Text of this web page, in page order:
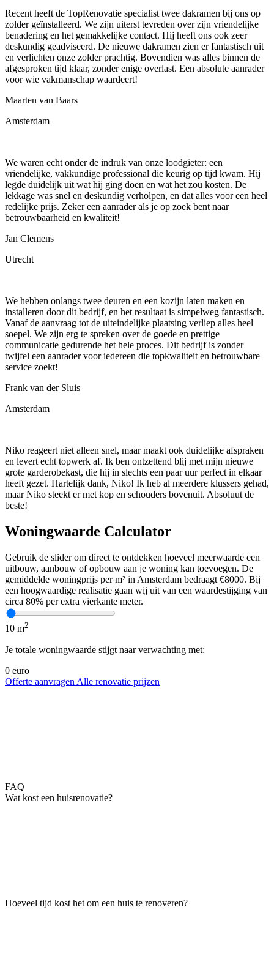
Recent heeft de TopRenovatie specialist twee dakramen bij ons op
zolder geïnstalleerd. We zijn uiterst tevreden over zijn vriendelijke
benadering en het gemakkelijke contact. Hij heeft ons ook zeer
deskundig geadviseerd. De nieuwe dakramen zien er fantastisch uit
en verlichten onze zolder prachtig. Bovendien was alles binnen de
afgesproken tijd klaar, zonder enige overlast. Een absolute aanrader
voor wie vakmanschap waardeert!
Maarten van Baars
Amsterdam
We waren echt onder de indruk van onze loodgieter: een
vriendelijke, vakkundige professional die keurig op tijd kwam. Hij
legde duidelijk uit wat hij ging doen en wat het zou kosten. De
lekkage was snel en deskundig verholpen, en dat alles voor een heel
redelijke prijs. Zeker een aanrader als je op zoek bent naar
betrouwbaarheid en kwaliteit!
Jan Clemens
Utrecht
We hebben onlangs twee deuren en een kozijn laten maken en
installeren door dit bedrijf, en het resultaat is simpelweg fantastisch.
Vanaf de aanvraag tot de uiteindelijke plaatsing verliep alles heel
soepel. We zijn erg te spreken over de goede en prettige
communicatie gedurende het hele proces. Dit bedrijf is zonder
twijfel een aanrader voor iedereen die topkwaliteit en betrouwbare
service zoekt!
Frank van der Sluis
Amsterdam
Niko reageert niet alleen snel, maar maakt ook duidelijke afspraken
en levert echt topwerk af. Ik ben ontzettend blij met mijn nieuwe
grote garderobekast, die hij in slechts een paar uur perfect in elkaar
heeft gezet. Hartelijk dank, Niko! Ik heb al meerdere klussers gehad,
maar Niko steekt er met kop en schouders bovenuit. Absoluut de
beste!
Woningwaarde Calculator
Gebruik de slider om direct te ontdekken hoeveel meerwaarde een
uitbouw, aanbouw of opbouw aan je woning kan toevoegen. De
gemiddelde woningprijs per m² in Amsterdam bedraagt €8000. Bij
een hoogwaardige realisatie gaan wij uit van een waardestijging van
circa 80% per extra vierkante meter.
10 m2
Je totale woningwaarde stijgt naar verwachting met:
0 euro
Offerte aanvragen Alle renovatie prijzen
FAQ
Wat kost een huisrenovatie?
Hoeveel tijd kost het om een huis te renoveren?